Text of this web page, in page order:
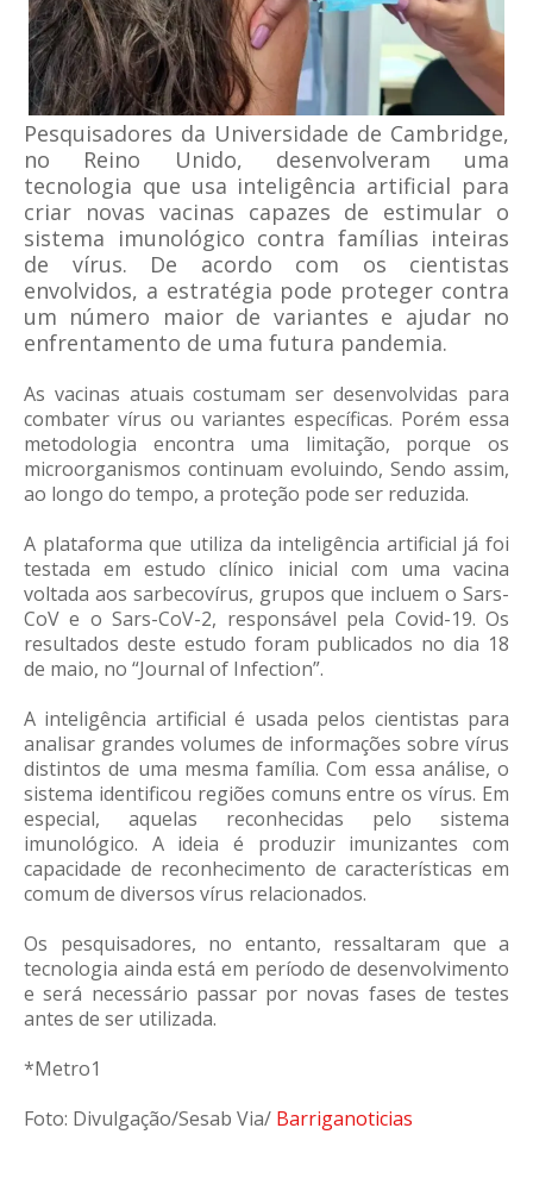
Pesquisadores da Universidade de Cambridge,
no Reino Unido, desenvolveram uma
tecnologia que usa inteligência artificial para
criar novas vacinas capazes de estimular o
sistema imunológico contra famílias inteiras
de vírus. De acordo com os cientistas
envolvidos, a estratégia pode proteger contra
um número maior de variantes e ajudar no
enfrentamento de uma futura pandemia.
As vacinas atuais costumam ser desenvolvidas para
combater vírus ou variantes específicas. Porém essa
metodologia encontra uma limitação, porque os
microorganismos continuam evoluindo, Sendo assim,
ao longo do tempo, a proteção pode ser reduzida.
A plataforma que utiliza da inteligência artificial já foi
testada em estudo clínico inicial com uma vacina
voltada aos sarbecovírus, grupos que incluem o Sars-
CoV e o Sars-CoV-2, responsável pela Covid-19. Os
resultados deste estudo foram publicados no dia 18
de maio, no “Journal of Infection”.
A inteligência artificial é usada pelos cientistas para
analisar grandes volumes de informações sobre vírus
distintos de uma mesma família. Com essa análise, o
sistema identificou regiões comuns entre os vírus. Em
especial, aquelas reconhecidas pelo sistema
imunológico. A ideia é produzir imunizantes com
capacidade de reconhecimento de características em
comum de diversos vírus relacionados.
Os pesquisadores, no entanto, ressaltaram que a
tecnologia ainda está em período de desenvolvimento
e será necessário passar por novas fases de testes
antes de ser utilizada.
*Metro1
Foto: Divulgação/Sesab Via/ Barriganoticias